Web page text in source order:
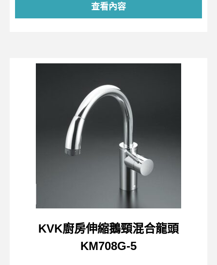
查看內容
KVK廚房伸縮鵝頸混合龍頭
KM708G-5